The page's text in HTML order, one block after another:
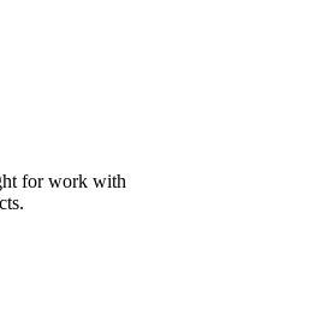
for work with